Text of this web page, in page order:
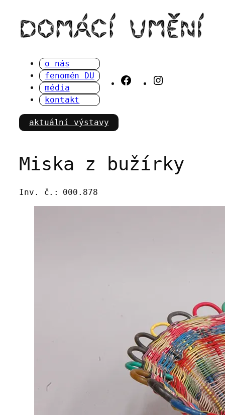
obsah
o nás
fenomén DU
média
kontakt
Facebook
aktuální výstavy
Miska z bužírky
Inv. č.: 000.878